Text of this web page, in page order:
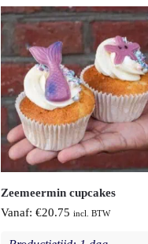
Zeemeermin cupcakes
Vanaf: €20.75 incl. BTW